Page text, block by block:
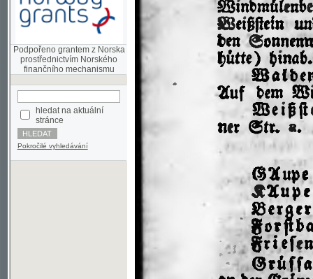
Podpořeno grantem z Norska
prostřednictvím Norského
hledat na aktuální
stránce
Pokročilé vyhledávání